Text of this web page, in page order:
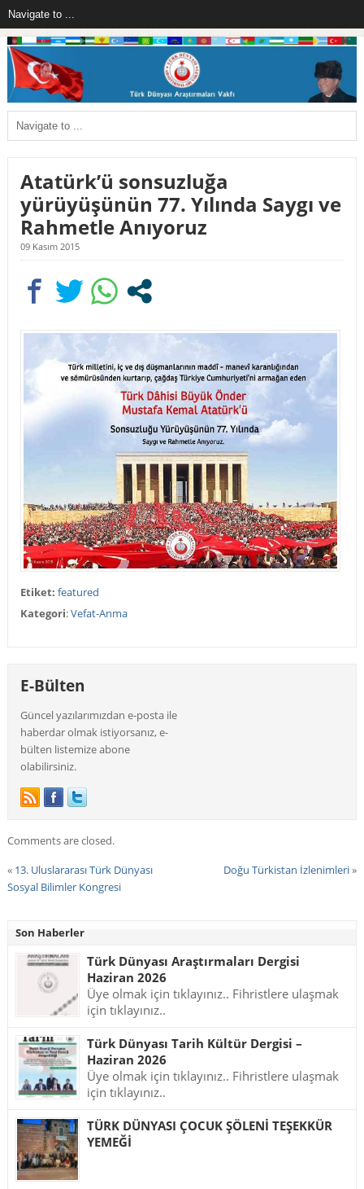
Atatürk’ü sonsuzluğa
yürüyüşünün 77. Yılında Saygı ve
Rahmetle Anıyoruz
09 Kasım 2015
Etiket: featured
Kategori:Vefat-Anma
E-Bülten
Güncel yazılarımızdan e-posta ile
haberdar olmak istiyorsanız, e-
bülten listemize abone
olabilirsiniz.
Comments are closed.
« 13. Uluslararası Türk Dünyası
Sosyal Bilimler Kongresi
Doğu Türkistan İzlenimleri»
Son Haberler
Türk Dünyası Araştırmaları Dergisi
Haziran 2026
Üye olmak için tıklayınız.. Fihristlere ulaşmak
için tıklayınız..
Türk Dünyası Tarih Kültür Dergisi –
Haziran 2026
Üye olmak için tıklayınız.. Fihristlere ulaşmak
için tıklayınız..
TÜRK DÜNYASI ÇOCUK ŞÖLENİ TEŞEKKÜR
YEMEĞİ